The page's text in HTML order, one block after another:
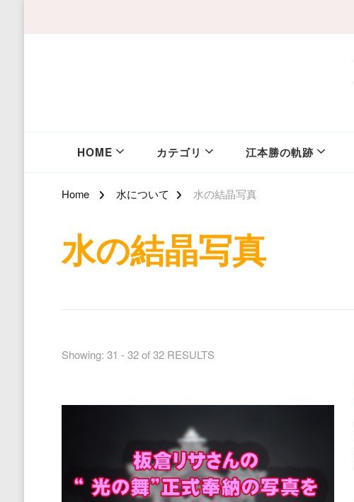
HOME カテゴリ 江本勝の軌跡
Home 水について 水の結晶写真
水の結晶写真
Showing: 31 - 32 of 32 RESULTS